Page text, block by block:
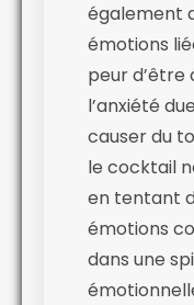
également
émotions
peur d’être
l’anxiété
causer du
le cocktail
en tentant
émotions
dans une